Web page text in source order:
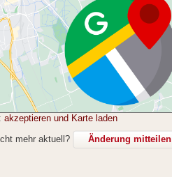
akzeptieren und Karte laden
mehr aktuell?
Änderung mitteilen